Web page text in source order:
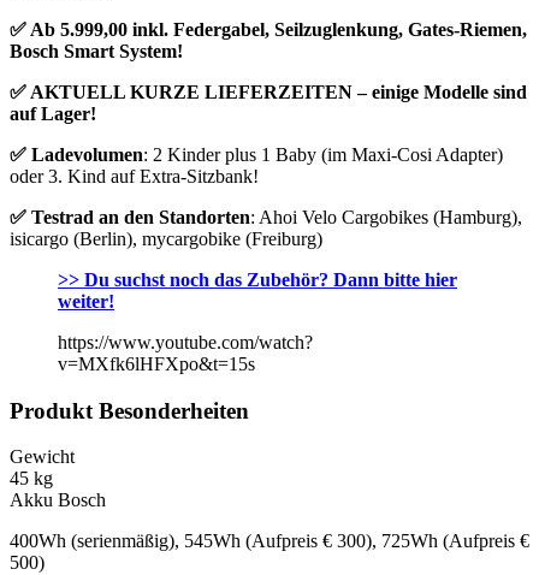
✅ Ab 5.999,00 inkl. Federgabel, Seilzuglenkung, Gates-Riemen,
Bosch Smart System!
✅ AKTUELL KURZE LIEFERZEITEN – einige Modelle sind
auf Lager!
✅ Ladevolumen: 2 Kinder plus 1 Baby (im Maxi-Cosi Adapter)
oder 3. Kind auf Extra-Sitzbank!
✅ Testrad an den Standorten: Ahoi Velo Cargobikes (Hamburg),
isicargo (Berlin), mycargobike (Freiburg)
>> Du suchst noch das Zubehör? Dann bitte hier
weiter!
https://www.youtube.com/watch?
v=MXfk6lHFXpo&t=15s
Produkt Besonderheiten
Gewicht
45 kg
Akku Bosch
400Wh (serienmäßig), 545Wh (Aufpreis € 300), 725Wh (Aufpreis €
500)